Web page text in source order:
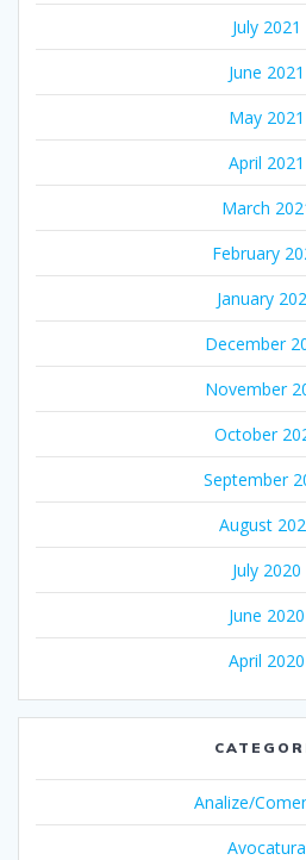
July 2021
June 2021
May 2021
April 2021
March
February
January
December
November
October
September
August
July 2020
June 2020
April 2020
Analize/
Avocatura